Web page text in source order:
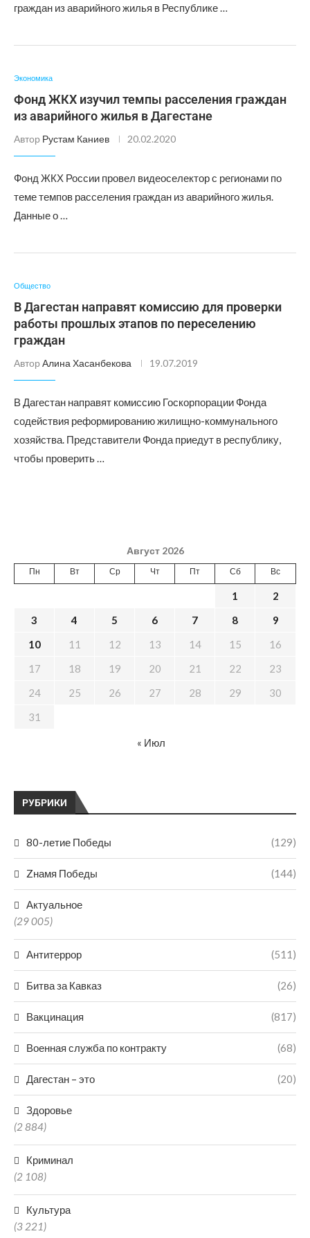
граждан из аварийного жилья в Республике …
Экономика
Фонд ЖКХ изучил темпы расселения граждан
из аварийного жилья в Дагестане
Автор Рустам Каниев 20.02.2020
Фонд ЖКХ России провел видеоселектор с регионами по
теме темпов расселения граждан из аварийного жилья.
Данные о …
Общество
В Дагестан направят комиссию для проверки
работы прошлых этапов по переселению
граждан
Автор Алина Хасанбекова 19.07.2019
В Дагестан направят комиссию Госкорпорации Фонда
содействия реформированию жилищно-коммунального
хозяйства. Представители Фонда приедут в республику,
чтобы проверить …
РУБРИКИ
80-летие Победы (129)
Zнамя Победы (144)
Актуальное
(29 005)
Антитеррор (511)
Битва за Кавказ (26)
Вакцинация (817)
Военная служба по контракту (68)
Дагестан – это (20)
Здоровье
(2 884)
Криминал
(2 108)
Культура
(3 221)
Август 2026
Пн Вт Ср Чт Пт Сб Вс
1
2
3
4 5 6 7 8
9
10
11 12 13 14 15
16
17
18 19 20 21 22
23
24
25 26 27 28 29
30
31
« Июл